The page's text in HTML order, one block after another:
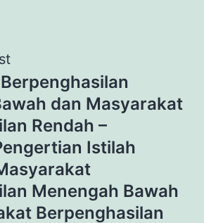
dan Masyarakat
Rendah –
Istilah
Menengah Bawah
Berpenghasilan